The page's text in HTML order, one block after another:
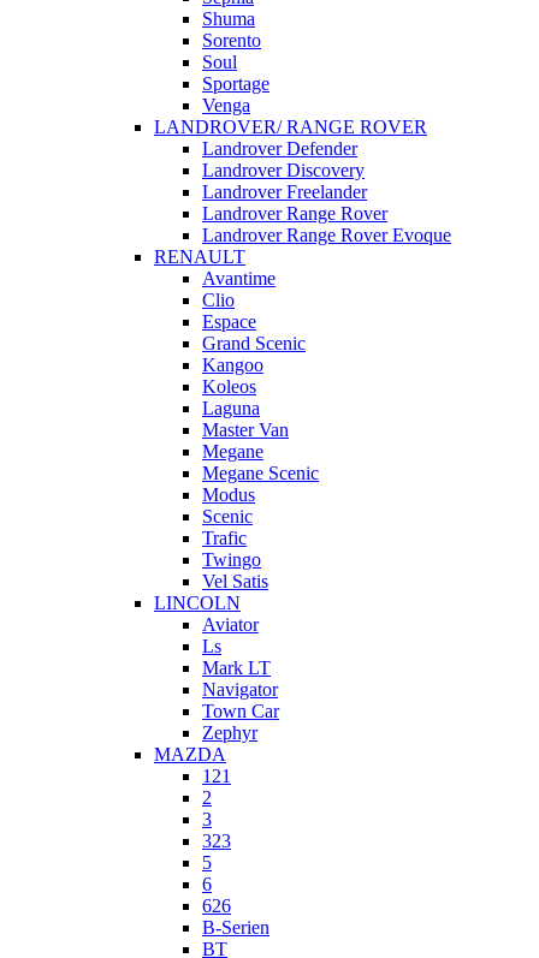
Shuma
Sorento
Soul
Sportage
Venga
LANDROVER/ RANGE ROVER
Landrover Defender
Landrover Discovery
Landrover Freelander
Landrover Range Rover
Landrover Range Rover Evoque
RENAULT
Avantime
Clio
Espace
Grand Scenic
Kangoo
Koleos
Laguna
Master Van
Megane
Megane Scenic
Modus
Scenic
Trafic
Twingo
Vel Satis
LINCOLN
Aviator
Ls
Mark LT
Navigator
Town Car
Zephyr
MAZDA
121
2
3
323
5
6
626
B-Serien
BT